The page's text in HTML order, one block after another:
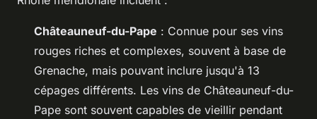
Châteauneuf-du-Pape : Connue pour ses vins
rouges riches et complexes, souvent à base de
Grenache, mais pouvant inclure jusqu'à 13
cépages différents. Les vins de Châteauneuf-du-
Pape sont souvent capables de vieillir pendant